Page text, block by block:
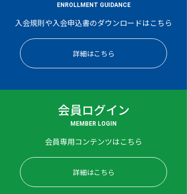
ENROLLMENT GUIDANCE
入会規則や入会申込書のダウンロードはこちら
詳細はこちら
会員ログイン
MEMBER LOGIN
会員専用コンテンツはこちら
詳細はこちら